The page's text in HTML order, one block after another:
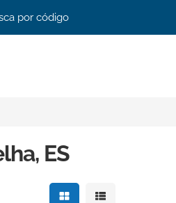
ES
Mostrar resultados
Mostrar